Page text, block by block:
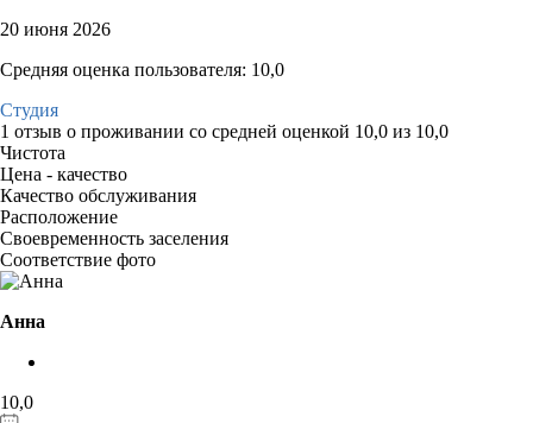
20 июня 2026
Средняя оценка пользователя: 10,0
Студия
1 отзыв о проживании со средней оценкой 10,0 из 10,0
Чистота
Цена - качество
Качество обслуживания
Расположение
Своевременность заселения
Соответствие фото
Анна
10,0